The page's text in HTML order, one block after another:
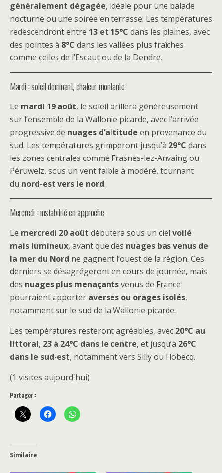
généralement dégagée, idéale pour une balade
nocturne ou une soirée en terrasse. Les températures
redescendront entre 13 et 15°C dans les plaines, avec
des pointes à 8°C dans les vallées plus fraîches
comme celles de l’Escaut ou de la Dendre.
Mardi : soleil dominant, chaleur montante
Le mardi 19 août, le soleil brillera généreusement
sur l’ensemble de la Wallonie picarde, avec l’arrivée
progressive de nuages d’altitude en provenance du
sud. Les températures grimperont jusqu’à 29°C dans
les zones centrales comme Frasnes-lez-Anvaing ou
Péruwelz, sous un vent faible à modéré, tournant
du nord-est vers le nord.
Mercredi : instabilité en approche
Le mercredi 20 août débutera sous un ciel voilé
mais lumineux, avant que des nuages bas venus de
la mer du Nord ne gagnent l’ouest de la région. Ces
derniers se désagrégeront en cours de journée, mais
des nuages plus menaçantsvenus de France
pourraient apporter averses ou orages isolés,
notamment sur le sud de la Wallonie picarde.
Les températures resteront agréables, avec 20°C au
littoral, 23 à 24°C dans le centre, et jusqu’à 26°C
dans le sud-est, notamment vers Silly ou Flobecq.
(1 visites aujourd'hui)
Partager :
Similaire